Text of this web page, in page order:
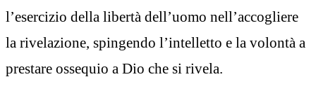
l’esercizio della libertà dell’uomo nell’accogliere
la rivelazione, spingendo l’intelletto e la volontà a
prestare ossequio a Dio che si rivela.